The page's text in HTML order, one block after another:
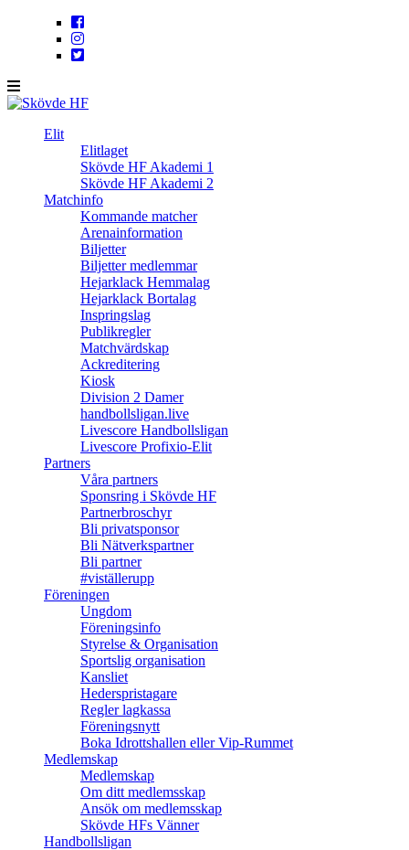
Elit
Elitlaget
Skövde HF Akademi 1
Skövde HF Akademi 2
Matchinfo
Kommande matcher
Arenainformation
Biljetter
Biljetter medlemmar
Hejarklack Hemmalag
Hejarklack Bortalag
Inspringslag
Publikregler
Matchvärdskap
Ackreditering
Kiosk
Division 2 Damer
handbollsligan.live
Livescore Handbollsligan
Livescore Profixio-Elit
Partners
Våra partners
Sponsring i Skövde HF
Partnerbroschyr
Bli privatsponsor
Bli Nätverkspartner
Bli partner
#viställerupp
Föreningen
Ungdom
Föreningsinfo
Styrelse & Organisation
Sportslig organisation
Kansliet
Hederspristagare
Regler lagkassa
Föreningsnytt
Boka Idrottshallen eller Vip-Rummet
Medlemskap
Medlemskap
Om ditt medlemsskap
Ansök om medlemsskap
Skövde HFs Vänner
Handbollsligan